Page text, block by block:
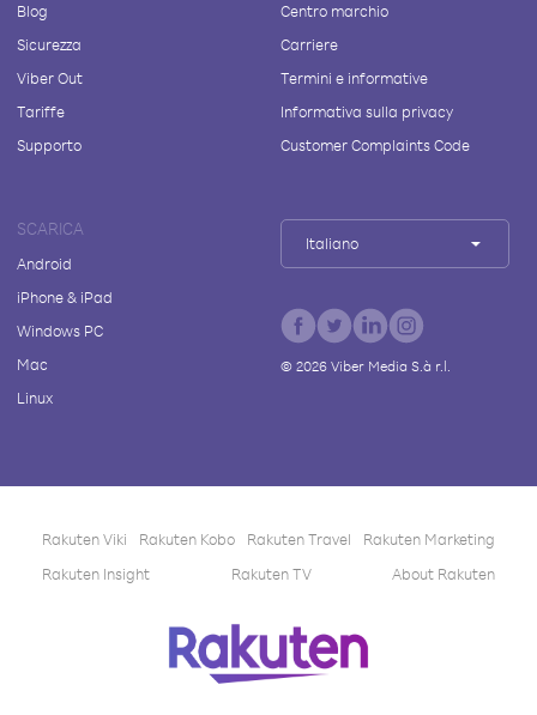
Blog
Sicurezza
Viber Out
Tariffe
Supporto
Centro marchio
Carriere
Termini e informative
Informativa sulla privacy
Customer Complaints Code
SCARICA
Android
iPhone & iPad
Windows PC
Mac
Linux
Italiano
© 2026Viber Media S.à r.l.
Rakuten Viki Rakuten Kobo Rakuten Travel
Rakuten Marketing
Rakuten Insight
Rakuten TV About Rakuten